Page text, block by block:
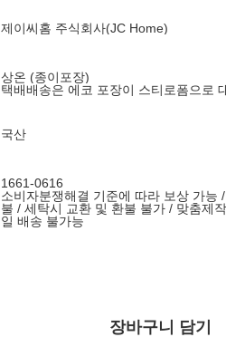
제이씨홈 주식회사(JC Home)
상온 (종이포장)
택배배송은 에코 포장이 스티로폼으로
국산
1661-0616
소비자분쟁해결 기준에 따라 보상 가능
불 / 세탁시 교환 및 환불 불가 / 맞춤제
일 배송 불가능
장바구니 담기